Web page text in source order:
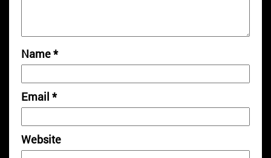
Name*
Email *
Website